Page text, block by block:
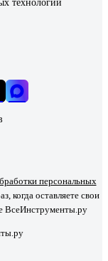
технологий
персональных
когда оставляете свои
ВсеИнструменты.ру